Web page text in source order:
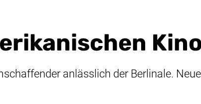
anlässlich der Berlinale.